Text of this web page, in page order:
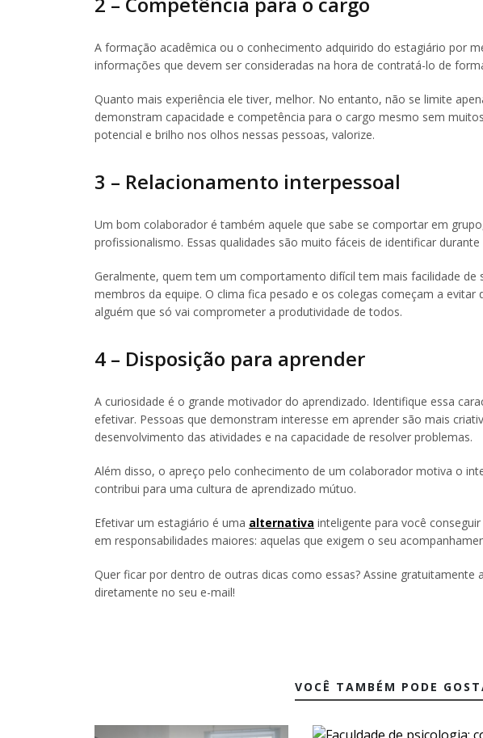
A formação acadêmica ou o conhecimento adquirido do estagiário por
informações que devem ser consideradas na hora de contratá-lo de
Quanto mais experiência ele tiver, melhor. No entanto, não se limite
demonstram capacidade e competência para o cargo mesmo sem
potencial e brilho nos olhos nessas pessoas, valorize.
3 – Relacionamento interpessoal
Um bom colaborador é também aquele que sabe se comportar em
profissionalismo. Essas qualidades são muito fáceis de identificar
Geralmente, quem tem um comportamento difícil tem mais facilidade de
membros da equipe. O clima fica pesado e os colegas começam a
alguém que só vai comprometer a produtividade de todos.
4 – Disposição para aprender
A curiosidade é o grande motivador do aprendizado. Identifique essa
efetivar. Pessoas que demonstram interesse em aprender são mais
desenvolvimento das atividades e na capacidade de resolver problemas.
Além disso, o apreço pelo conhecimento de um colaborador motiva o
contribui para uma cultura de aprendizado mútuo.
Efetivar um estagiário é uma alternativa inteligente para você
em responsabilidades maiores: aquelas que exigem o seu
Quer ficar por dentro de outras dicas como essas? Assine gratuitamente
diretamente no seu e-mail!
VOCÊ TAMBÉM PODE